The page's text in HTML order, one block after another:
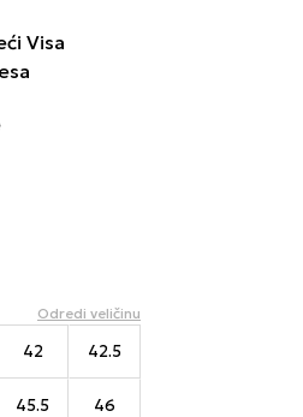
Visa
Odredi veličinu
42 42.5
45.5 46